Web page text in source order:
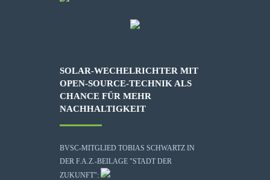
SOLAR-WECHELRICHTER MIT
OPEN-SOURCE-TECHNIK ALS
CHANCE FÜR MEHR
NACHHALTIGKEIT
BVSC-MITGLIED TOBIAS SCHWARTZ IN
DER F.A.Z.-BEILAGE "STADT DER
ZUKUNFT":